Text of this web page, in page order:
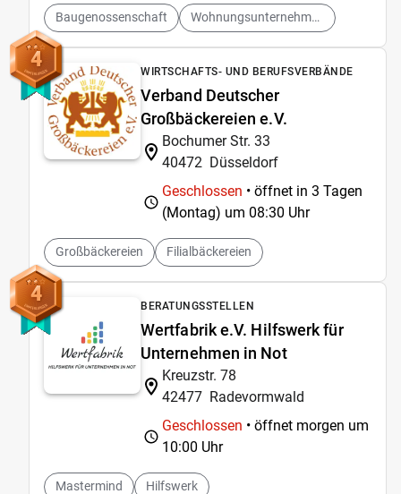
Baugenossenschaft Wohnungsunternehmen
4 WIRTSCHAFTS- UND BERUFSVERBÄNDE
Verband Deutscher
Großbäckereien e.V.
Bochumer Str. 33
40472 Düsseldorf
Geschlossen • öffnet in 3 Tagen
(Montag) um 08:30 Uhr
Großbäckereien Filialbäckereien
4 BERATUNGSSTELLEN
Wertfabrik e.V. Hilfswerk für
Unternehmen in Not
Kreuzstr. 78
42477 Radevormwald
Geschlossen • öffnet morgen um
10:00 Uhr
Mastermind Hilfswerk